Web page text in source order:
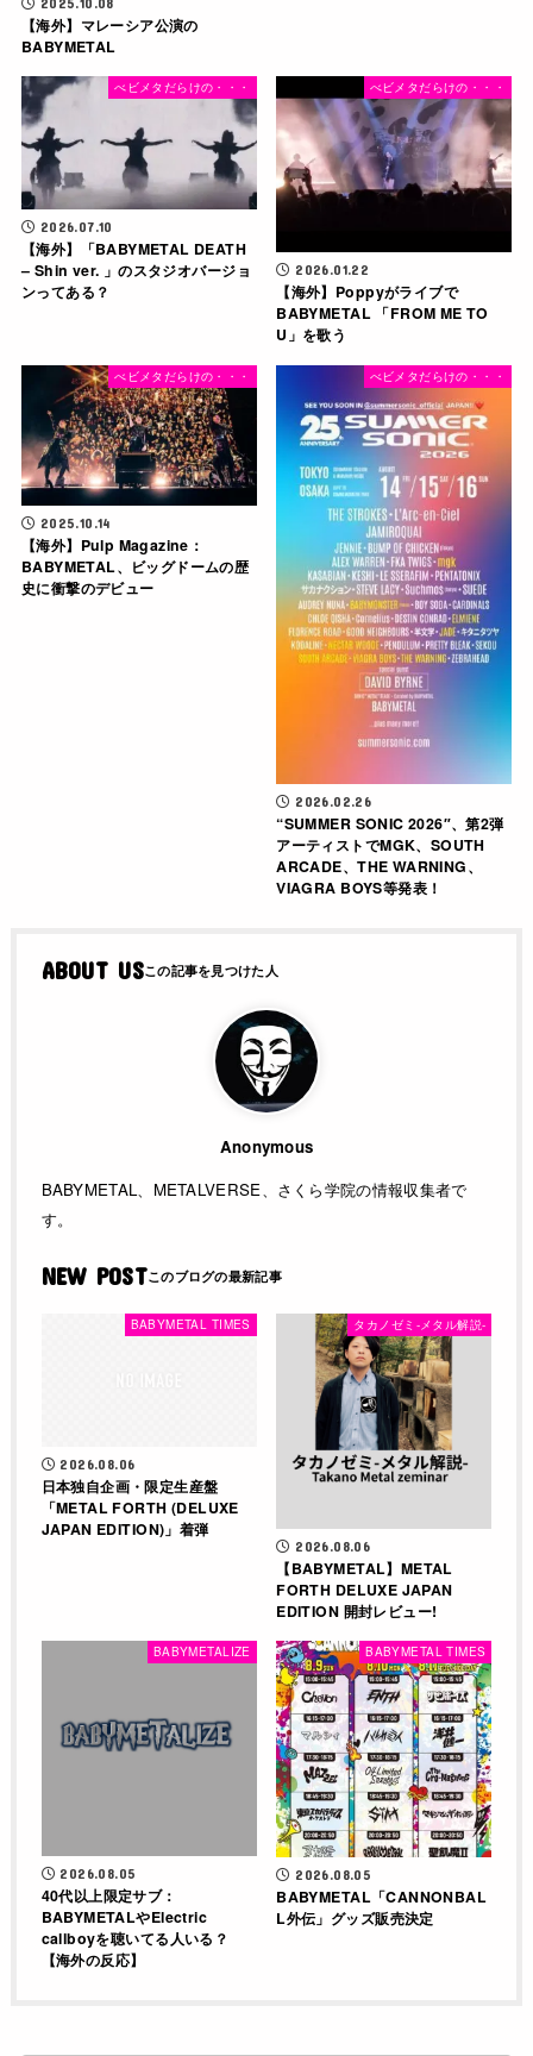
【海外】マレーシア公演の
BABYMETAL
べビメタだらけの・・・
2026.07.10
【海外】「BABYMETAL DEATH
– Shin ver. 」のスタジオバージョ
ンってある？
べビメタだらけの・・・
2026.01.22
【海外】Poppyがライブで
BABYMETAL 「FROM ME TO
U」を歌う
べビメタだらけの・・・
2025.10.14
【海外】Pulp Magazine：
BABYMETAL、ビッグドームの歴
史に衝撃のデビュー
べビメタだらけの・・・
2026.02.26
“SUMMER SONIC 2026″、第2弾
アーティストでMGK、SOUTH
ARCADE、THE WARNING、
VIAGRA BOYS等発表！
ABOUT US
Anonymous
BABYMETAL、METALVERSE、さくら学院の情報収集者で
す。
NEW POST
BABYMETAL TIMES
2026.08.06
日本独自企画・限定生産盤
「METAL FORTH (DELUXE
JAPAN EDITION)」着弾
タカノゼミ-メタル解説-
2026.08.06
【BABYMETAL】METAL
FORTH DELUXE JAPAN
EDITION 開封レビュー!
BABYMETALIZE
2026.08.05
40代以上限定サブ：
BABYMETALやElectric
callboyを聴いてる人いる？
【海外の反応】
BABYMETAL TIMES
2026.08.05
BABYMETAL「CANNONBAL
L外伝」グッズ販売決定